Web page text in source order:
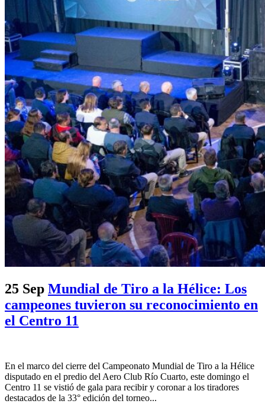
25 Sep Mundial de Tiro a la Hélice: Los
campeones tuvieron su reconocimiento en
el Centro 11
En el marco del cierre del Campeonato Mundial de Tiro a la Hélice
disputado en el predio del Aero Club Río Cuarto, este domingo el
Centro 11 se vistió de gala para recibir y coronar a los tiradores
destacados de la 33° edición del torneo...